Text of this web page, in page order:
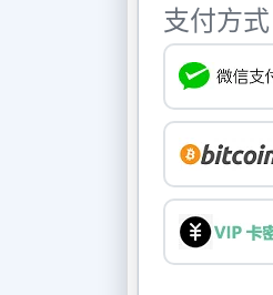
支付方式